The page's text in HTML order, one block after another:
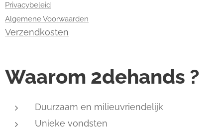
Privacybeleid
Algemene Voorwaarden
Verzendkosten
Waarom 2dehands ?
Duurzaam en milieuvriendelijk
Unieke vondsten